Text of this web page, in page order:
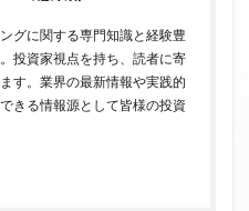
グに関する専門知識と経験豊
投資家視点を持ち、読者に寄
す。業界の最新情報や実践的
きる情報源として皆様の投資